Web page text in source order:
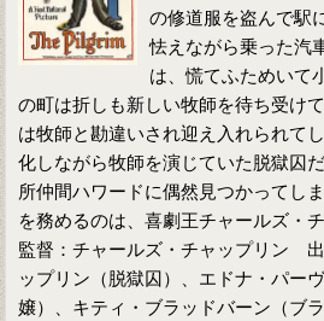
の修道服を盗んで駅
怯えながら乗った汽
は、慌てふためいて
の町は折しも新しい牧師を待ち受け
は牧師と勘違いされ迎え入れられて
化しながら牧師を演じていた脱獄囚
所仲間ハワードに偶然見つかってし
を務めるのは、喜劇王チャールズ・
監督：チャールズ・チャップリン
ップリン（脱獄囚）、エドナ・パー
嬢）、キティ・ブラッドバーン（ブ